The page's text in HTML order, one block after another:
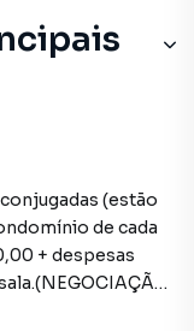
(estão
de cada
+ despesas